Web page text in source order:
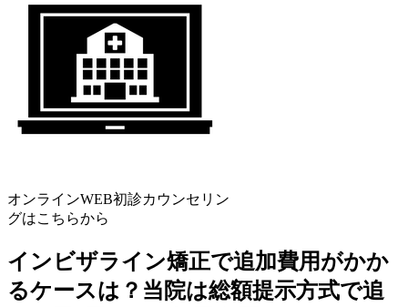
オンラインWEB初診カウンセリン
グはこちらから
インビザライン矯正で追加費用がかか
るケースは？当院は総額提示方式で追